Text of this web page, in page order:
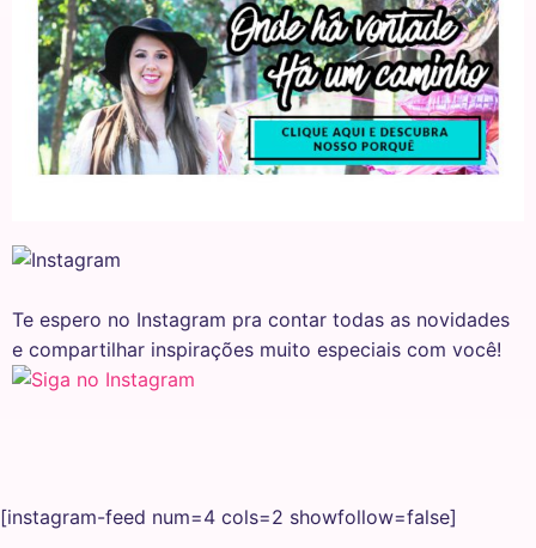
Te espero no Instagram pra contar todas as novidades
e compartilhar inspirações muito especiais com você!
[instagram-feed num=4 cols=2 showfollow=false]